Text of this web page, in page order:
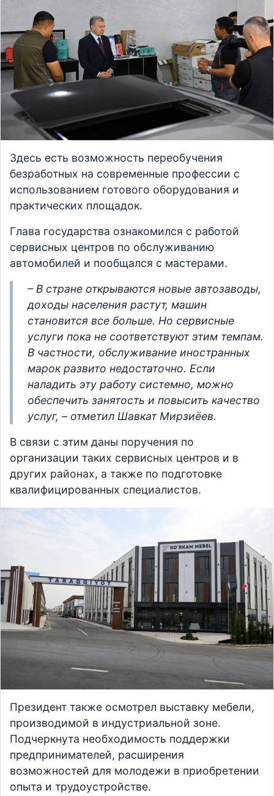
Здесь есть возможность переобучения
безработных на современные профессии с
использованием готового оборудования и
практических площадок.
Глава государства ознакомился с работой
сервисных центров по обслуживанию
автомобилей и пообщался с мастерами.
– В стране открываются новые автозаводы,
доходы населения растут, машин
становится все больше. Но сервисные
услуги пока не соответствуют этим темпам.
В частности, обслуживание иностранных
марок развито недостаточно. Если
наладить эту работу системно, можно
обеспечить занятость и повысить качество
услуг, – отметил Шавкат Мирзиёев.
В связи с этим даны поручения по
организации таких сервисных центров и в
других районах, а также по подготовке
квалифицированных специалистов.
Президент также осмотрел выставку мебели,
производимой в индустриальной зоне.
Подчеркнута необходимость поддержки
предпринимателей, расширения
возможностей для молодежи в приобретении
опыта и трудоустройстве.